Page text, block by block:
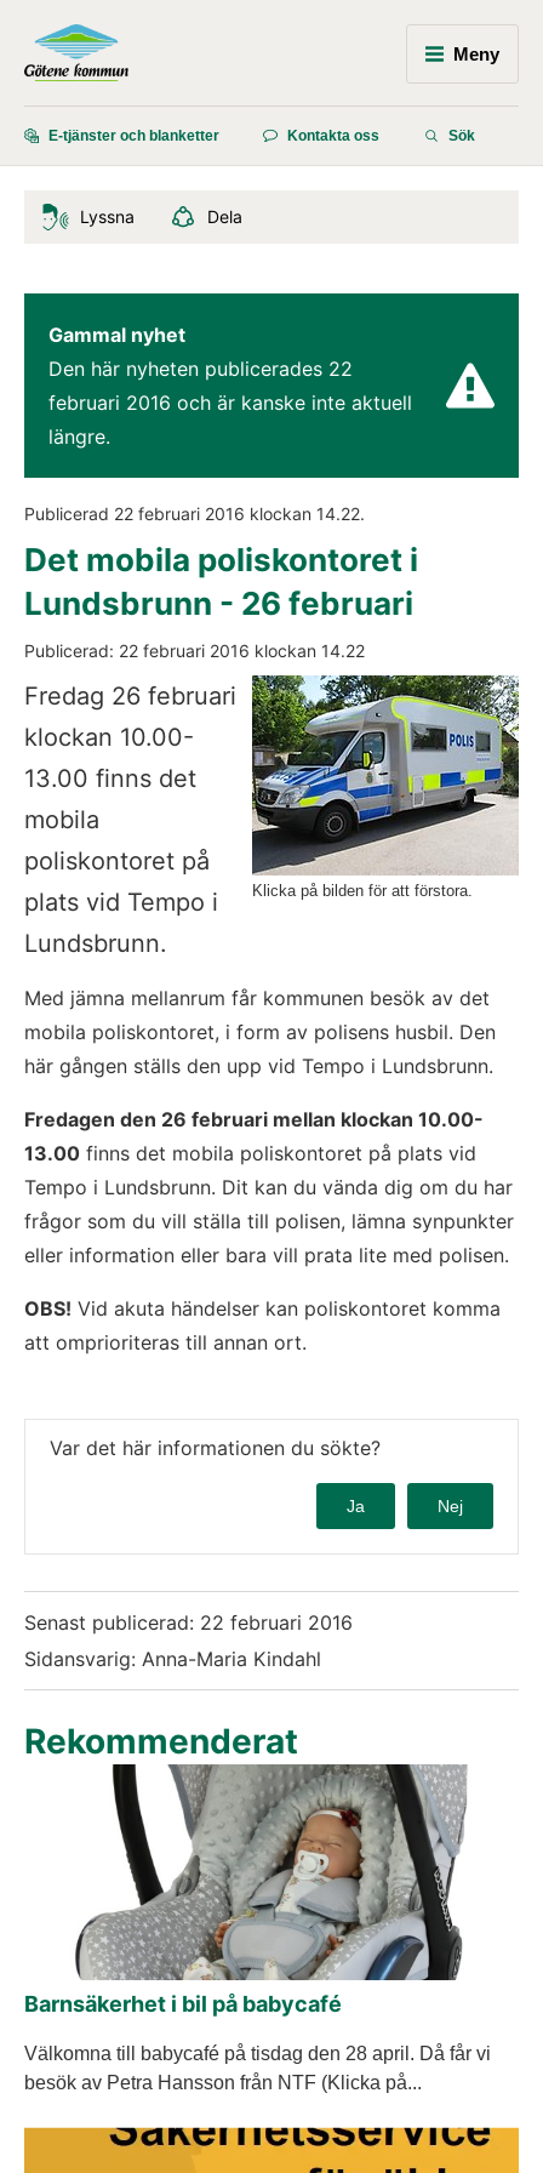
Meny
E-tjänster och blanketter Kontakta oss Sök
Lyssna Dela
Gammal nyhet
Den här nyheten publicerades 22
februari 2016 och är kanske inte aktuell
längre.
Publicerad 22 februari 2016 klockan 14.22.
Det mobila poliskontoret i
Lundsbrunn - 26 februari
Publicerad: 22 februari 2016 klockan 14.22
Klicka på bilden för att förstora.
Fredag 26 februari
klockan 10.00-
13.00 finns det
mobila
poliskontoret på
plats vid Tempo i
Lundsbrunn.
Med jämna mellanrum får kommunen besök av det
mobila poliskontoret, i form av polisens husbil. Den
här gången ställs den upp vid Tempo i Lundsbrunn.
Fredagen den 26 februari mellan klockan 10.00-
13.00 finns det mobila poliskontoret på plats vid
Tempo i Lundsbrunn. Dit kan du vända dig om du har
frågor som du vill ställa till polisen, lämna synpunkter
eller information eller bara vill prata lite med polisen.
OBS! Vid akuta händelser kan poliskontoret komma
att omprioriteras till annan ort.
Var det här informationen du sökte?
Ja Nej
Senast publicerad: 22 februari 2016
Sidansvarig: Anna-Maria Kindahl
Rekommenderat
Barnsäkerhet i bil på babycafé
Välkomna till babycafé på tisdag den 28 april. Då får vi
besök av Petra Hansson från NTF (Klicka på...